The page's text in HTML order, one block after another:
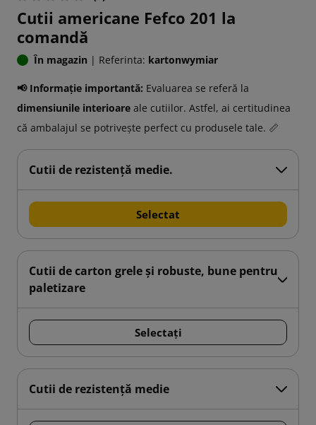
Cutii americane Fefco 201 la
comandă
În magazin | Referinta: kartonwymiar
📢 Informație importantă: Evaluarea se referă la
dimensiunile interioare ale cutiilor. Astfel, ai certitudinea
că ambalajul se potrivește perfect cu produsele tale. 📏
Cutii de rezistență medie.
Selectat
Cutii de carton grele și robuste, bune pentru
paletizare
Selectați
Cutii de rezistență medie